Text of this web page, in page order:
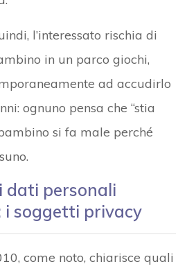
l’interessato rischia di
in un parco giochi,
ad accudirlo
ognuno pensa che “stia
si fa male perché
personali
i soggetti privacy
come noto, chiarisce quali